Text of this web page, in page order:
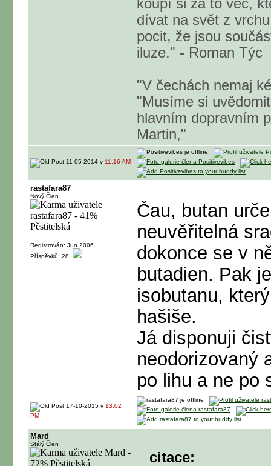
koupí si za to věc,
dívat na svět z
pocit, že jsou
iluze." - Roman Týc
"V čechách nemaj
"Musíme si
hlavním dopravním
Martin,"
11-05-2014 v 11:16 AM
rastafara87
Nový Člen
Registrován: Jun 2006
Příspěvků: 28
Čau, butan
neuvěřitelná
dokonce se v
butadien. Pak
isobutanu,
hašiše.
Já disponuji
neodorizovaný
po lihu a ne po
17-10-2015 v 13:02
PM
Mard
Stálý Člen
citace: